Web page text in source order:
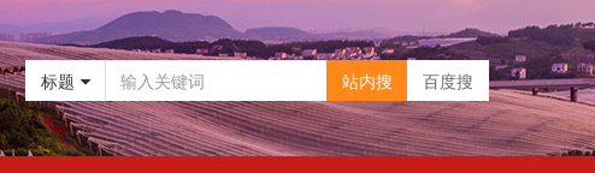
标题 站内搜 百度搜